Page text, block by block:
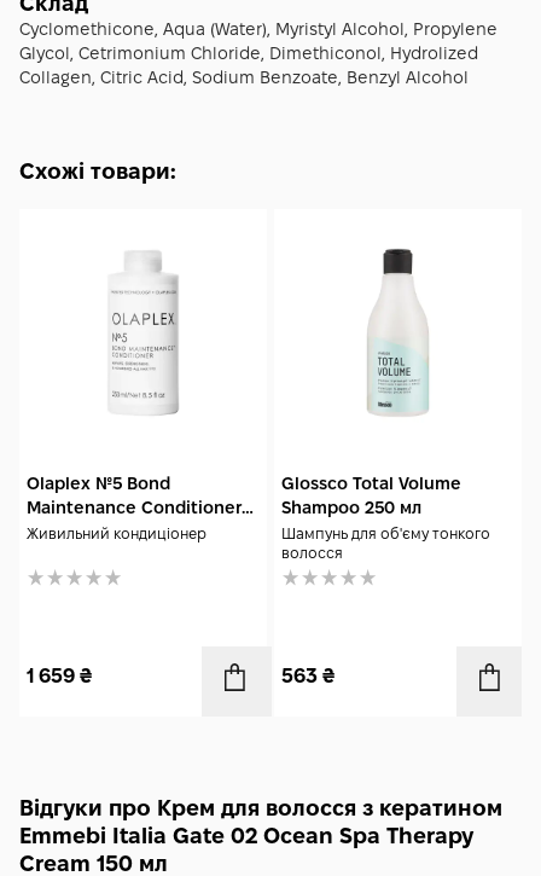
Cyclomethicone, Aqua (Water), Myristyl Alcohol, Propylene
Glycol, Cetrimonium Chloride, Dimethiconol, Hydrolized
Collagen, Citric Acid, Sodium Benzoate, Benzyl Alcohol
Схожі товари:
Olaplex №5 Bond
Maintenance Conditioner
250 мл
Живильний кондиціонер
1 659 ₴
Glossco Total Volume
Shampoo 250 мл
Шампунь для об'єму тонкого
волосся
563 ₴
Відгуки про Крем для волосся з кератином
Emmebi Italia Gate 02 Ocean Spa Therapy
Cream 150 мл